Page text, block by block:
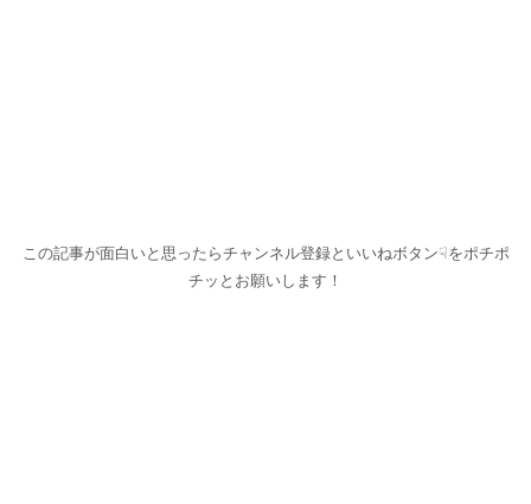
この記事が面白いと思ったらチャンネル登録といいねボタン☟をポチポ
チッとお願いします！